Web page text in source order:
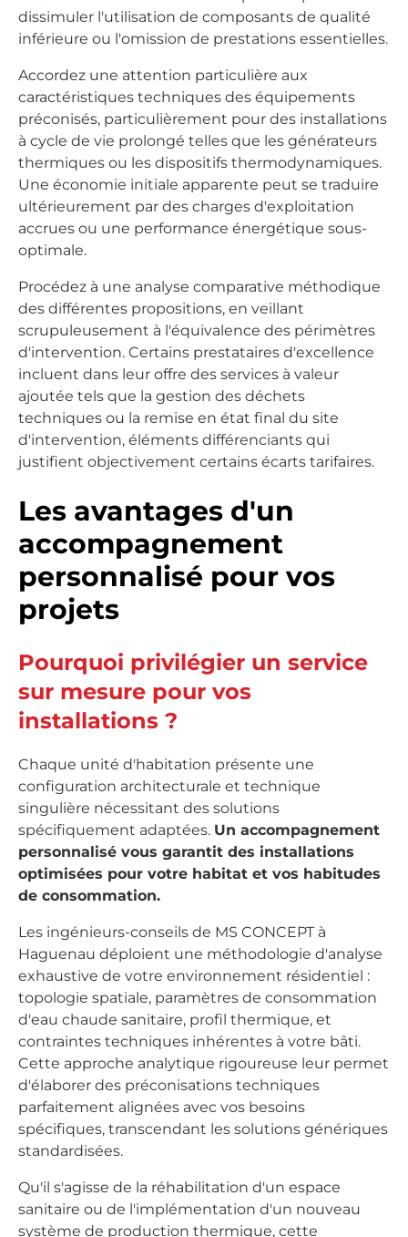
dissimuler l'utilisation de composants de qualité
inférieure ou l'omission de prestations essentielles.
Accordez une attention particulière aux
caractéristiques techniques des équipements
préconisés, particulièrement pour des installations
à cycle de vie prolongé telles que les générateurs
thermiques ou les dispositifs thermodynamiques.
Une économie initiale apparente peut se traduire
ultérieurement par des charges d'exploitation
accrues ou une performance énergétique sous-
optimale.
Procédez à une analyse comparative méthodique
des différentes propositions, en veillant
scrupuleusement à l'équivalence des périmètres
d'intervention. Certains prestataires d'excellence
incluent dans leur offre des services à valeur
ajoutée tels que la gestion des déchets
techniques ou la remise en état final du site
d'intervention, éléments différenciants qui
justifient objectivement certains écarts tarifaires.
Les avantages d'un
accompagnement
personnalisé pour vos
projets
Pourquoi privilégier un service
sur mesure pour vos
installations ?
Chaque unité d'habitation présente une
configuration architecturale et technique
singulière nécessitant des solutions
spécifiquement adaptées. Un accompagnement
personnalisé vous garantit des installations
optimisées pour votre habitat et vos habitudes
de consommation.
Les ingénieurs-conseils de MS CONCEPT à
Haguenau déploient une méthodologie d'analyse
exhaustive de votre environnement résidentiel :
topologie spatiale, paramètres de consommation
d'eau chaude sanitaire, profil thermique, et
contraintes techniques inhérentes à votre bâti.
Cette approche analytique rigoureuse leur permet
d'élaborer des préconisations techniques
parfaitement alignées avec vos besoins
spécifiques, transcendant les solutions génériques
standardisées.
Qu'il s'agisse de la réhabilitation d'un espace
sanitaire ou de l'implémentation d'un nouveau
système de production thermique, cette